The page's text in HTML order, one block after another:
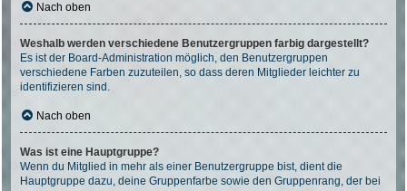
Nach oben
Weshalb werden verschiedene Benutzergruppen farbig dargestellt?
Es ist der Board-Administration möglich, den Benutzergruppen
verschiedene Farben zuzuteilen, so dass deren Mitglieder leichter zu
identifizieren sind.
Nach oben
Was ist eine Hauptgruppe?
Wenn du Mitglied in mehr als einer Benutzergruppe bist, dient die
Hauptgruppe dazu, deine Gruppenfarbe sowie den Gruppenrang, der bei